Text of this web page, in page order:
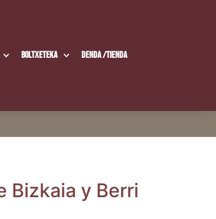
Boltxe­te­ka Den­da /​Tien­da
Biz­kaia y Berri